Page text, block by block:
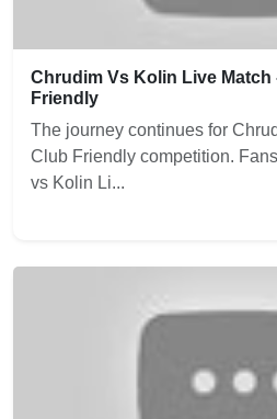
Chrudim Vs Kolin Live Match
Friendly
The journey continues for
Club Friendly competition.
vs Kolin Li...